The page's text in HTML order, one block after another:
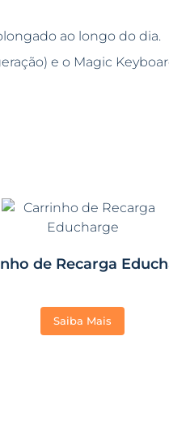
ao longo do dia.
e o Magic
de Recarga
Saiba Mais